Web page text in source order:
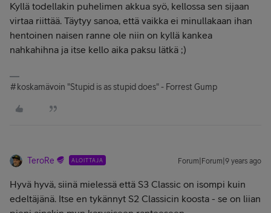
Kyllä todellakin puhelimen akkua syö, kellossa sen sijaan
virtaa riittää. Täytyy sanoa, että vaikka ei minullakaan ihan
hentoinen naisen ranne ole niin on kyllä kankea
nahkahihna ja itse kello aika paksu lätkä ;)
#koskamävoin "Stupid is as stupid does" - Forrest Gump
TeroRe ALOITTAJA Forum|Forum|9 years ago
Hyvä hyvä, siinä mielessä että S3 Classic on isompi kuin
edeltäjänä. Itse en tykännyt S2 Classicin koosta - se on liian